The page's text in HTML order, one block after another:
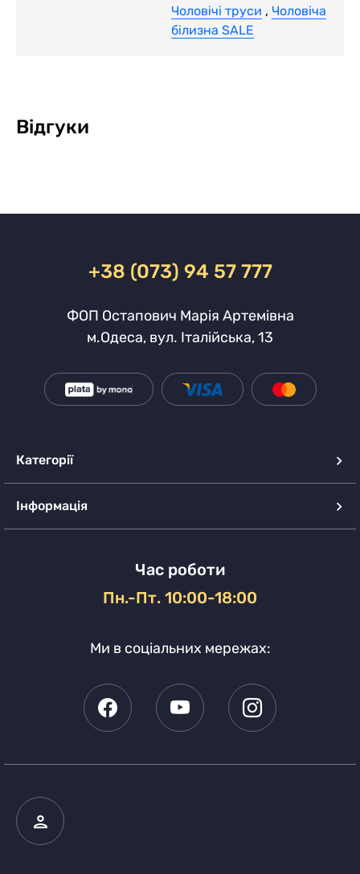
Чоловічі труси , Чоловіча
білизна SALE
Відгуки
+38 (073) 94 57 777
ФОП Остапович Марія Артемівна
м.Одеса, вул. Італійська, 13
Категорії
Інформація
Час роботи
Пн.-Пт. 10:00-18:00
Ми в соціальних мережах: